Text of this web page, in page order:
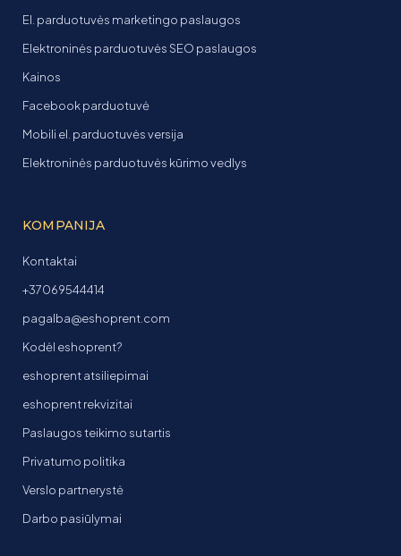
El. parduotuvės marketingo paslaugos
Elektroninės parduotuvės SEO paslaugos
Kainos
Facebook parduotuvė
Mobili el. parduotuvės versija
Elektroninės parduotuvės kūrimo vedlys
KOMPANIJA
Kontaktai
+37069544414
pagalba@eshoprent.com
Kodėl eshoprent?
eshoprent atsiliepimai
eshoprent rekvizitai
Paslaugos teikimo sutartis
Privatumo politika
Verslo partnerystė
Darbo pasiūlymai